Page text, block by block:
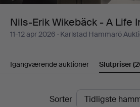
Life
Pictures
Nils-Erik Wikebäck - A Life
11-12 apr 2026 · Karlstad Hammarö
Igangværende auktioner Slutpriser
SlutpriserSorter